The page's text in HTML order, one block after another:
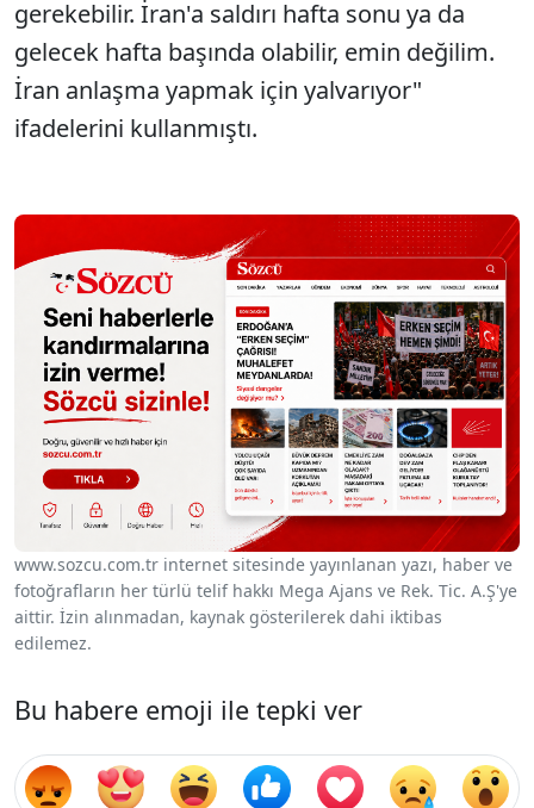
gerekebilir. İran'a saldırı hafta sonu ya da
gelecek hafta başında olabilir, emin değilim.
İran anlaşma yapmak için yalvarıyor"
ifadelerini kullanmıştı.
www.sozcu.com.tr internet sitesinde yayınlanan yazı, haber ve
fotoğrafların her türlü telif hakkı Mega Ajans ve Rek. Tic. A.Ş'ye
aittir. İzin alınmadan, kaynak gösterilerek dahi iktibas
edilemez.
Bu habere emoji ile tepki ver